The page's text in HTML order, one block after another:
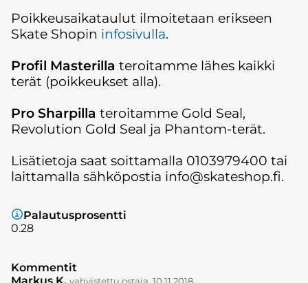
Poikkeusaikataulut ilmoitetaan erikseen
Skate Shopin infosivulla.
Profil Masterilla teroitamme lähes kaikki
terät (poikkeukset alla).
Pro Sharpilla teroitamme Gold Seal,
Revolution Gold Seal ja Phantom-terät.
Lisätietoja saat soittamalla 0103979400 tai
laittamalla sähköpostia info@skateshop.fi.
Palautusprosentti
0.28
Kommentit
Markus K. vahvistettu ostaja, 10.11.2018